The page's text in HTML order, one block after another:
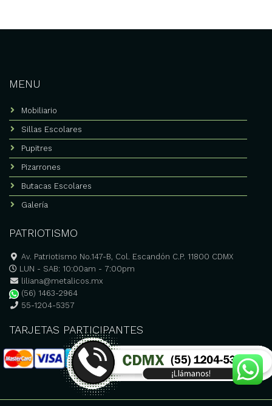
MENU
Mobiliario
Sillas Escolares
Pupitres
Pizarrones
Butacas Escolares
Galería
PATRIOTISMO
Av. Patriotismo No.147-B, Col. Escandón C.P. 11800 CDMX
LUN - SAB: 10:00am - 7:00pm
liliana@metalicos.mx
(56) 1463-2964
55-1204-5357
TARJETAS PARTICIPANTES